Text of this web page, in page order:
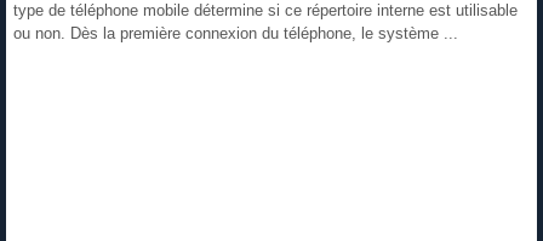
type de téléphone mobile détermine si ce répertoire interne est utilisable
ou non. Dès la première connexion du téléphone, le système ...